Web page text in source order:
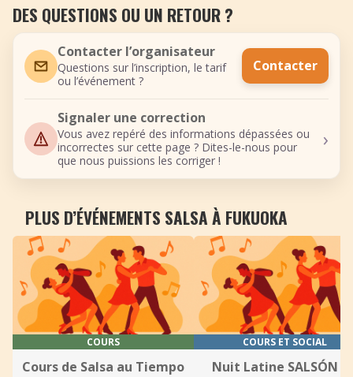
DES QUESTIONS OU UN RETOUR ?
Contacter l’organisateur
Questions sur l’inscription, le tarif
ou l’événement ?
Contacter
Signaler une correction
Vous avez repéré des informations dépassées ou
incorrectes sur cette page ? Dites-le-nous pour
que nous puissions les corriger !
›
PLUS D’ÉVÉNEMENTS SALSA À FUKUOKA
COURS
Cours de Salsa au Tiempo
COURS ET SOCIAL
Nuit Latine SALSÓN